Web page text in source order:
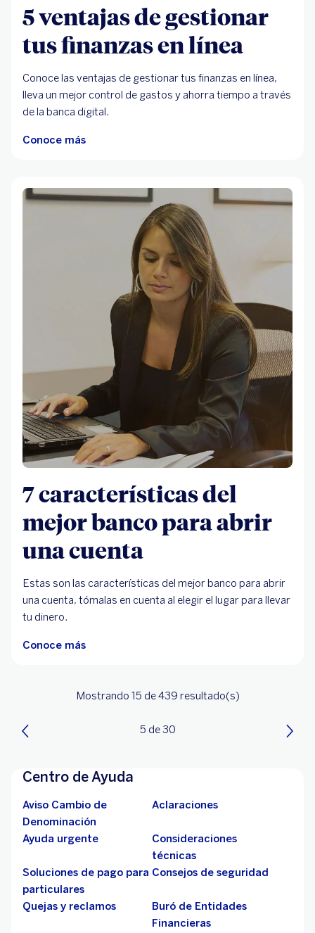
5 ventajas de gestionar
tus finanzas en línea
Conoce las ventajas de gestionar tus finanzas en línea,
lleva un mejor control de gastos y ahorra tiempo a través
de la banca digital.
Conoce más
7 características del
mejor banco para abrir
una cuenta
Estas son las características del mejor banco para abrir
una cuenta, tómalas en cuenta al elegir el lugar para llevar
tu dinero.
Conoce más
5 de 30
Mostrando 15 de 439 resultado(s)
Centro de Ayuda
Aviso Cambio de
Denominación
Aclaraciones
Ayuda urgente
Consideraciones
técnicas
Soluciones de pago para
particulares
Consejos de seguridad
Quejas y reclamos
Buró de Entidades
Financieras